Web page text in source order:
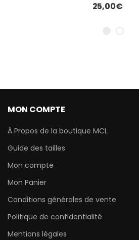
25,00€
MON COMPTE
À Propos de la boutique MCL
Guide des tailles
Mon compte
Mon Panier
Conditions générales de vente
Politique de confidentialité
Mentions légales